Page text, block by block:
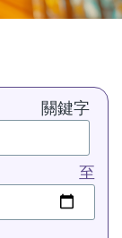
關鍵字
至